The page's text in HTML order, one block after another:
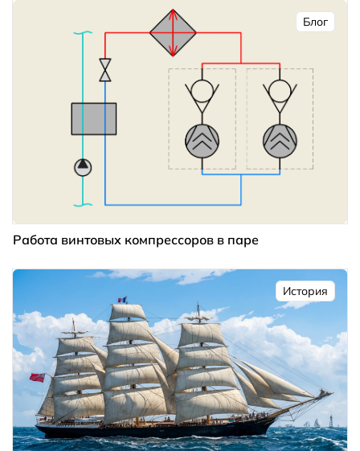
Блог
Работа винтовых компрессоров в паре
История